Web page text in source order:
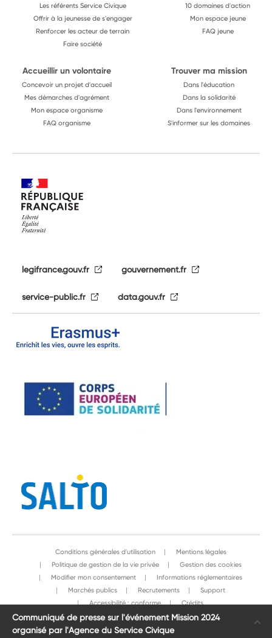
Communiqué de presse sur l'événement Mission 2024
organisé par l'Agence du Service Civique
Les référents Service Civique
Offrir à la jeunesse de s'engager
Renforcer les acteur de terrain
Faire société
10 domaines d'action
Mon espace jeune
FAQ jeune
Accueillir un volontaire
Concevoir un projet d'accueil
Mes démarches d'agrément
Mon espace organisme
FAQ organisme
Trouver ma mission
Dans l'éducation
Dans la solidarité
Dans l'environnement
S'informer sur les domaines
legifrance.gouv.fr gouvernement.fr
service-public.fr data.gouv.fr
Conditions générales d'utilisation
Mentions légales
Politique de gestion de la vie privée
Gestion des cookies
Modifier mon consentement
Informations réglementaires
Marchés publics
Recrutements
Support
Accessibilité : conforme
Crédits
Agence du Service Civique 2026